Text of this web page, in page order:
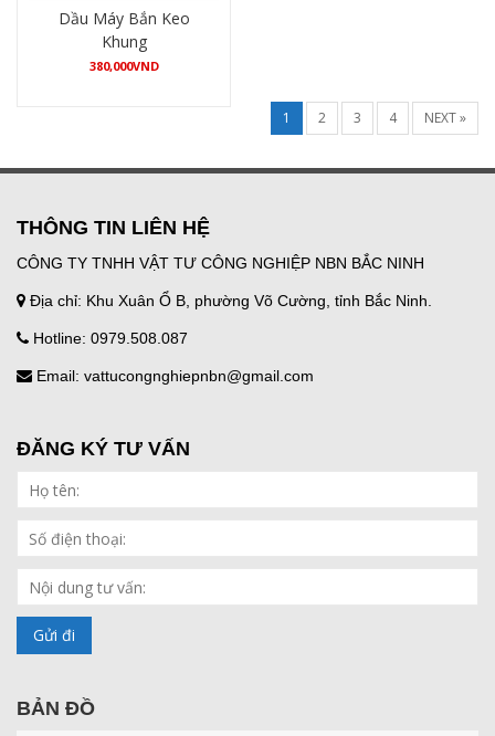
Dầu Máy Bắn Keo
Khung
380,000VND
1 2 3 4 NEXT »
THÔNG TIN LIÊN HỆ
CÔNG TY TNHH VẬT TƯ CÔNG NGHIỆP NBN BẮC NINH
Địa chỉ: Khu Xuân Ổ B, phường Võ Cường, tỉnh Bắc Ninh.
Hotline: 0979.508.087
Email: vattucongnghiepnbn@gmail.com
ĐĂNG KÝ TƯ VẤN
BẢN ĐỒ